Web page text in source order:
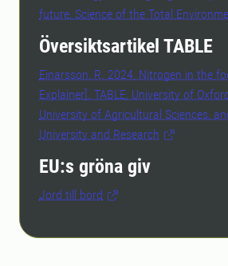
future, Science of the Total
Översiktsartikel TABLE
Einarsson, R. 2024, Nitrogen in the
Explainer]. TABLE, University of
University of Agricultural Sciences,
University and Research
EU:s gröna giv
Jord till bord